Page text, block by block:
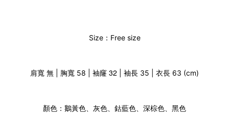
Size：Free size
肩寬 無 | 胸寬 58 | 袖窿 32 | 袖長 35 | 衣長 63 (cm)
顏色：鵝黃色、灰色、鈷藍色、深棕色、黑色